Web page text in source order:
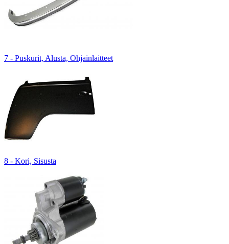
7 - Puskurit, Alusta, Ohjainlaitteet
8 - Kori, Sisusta